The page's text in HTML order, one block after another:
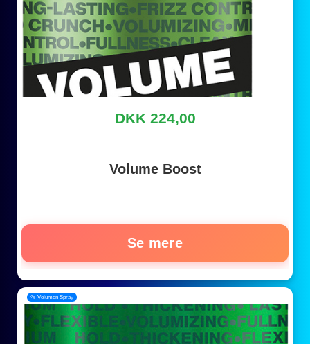
DKK 224,00
Volume Boost
Se mere
📂 Volumen Spray